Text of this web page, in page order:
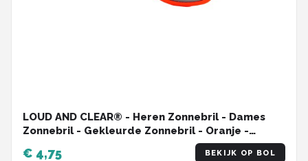
LOUD AND CLEAR® - Heren Zonnebril - Dames
Zonnebril - Gekleurde Zonnebril - Oranje -
€ 4,75 BEKIJK OP BOL